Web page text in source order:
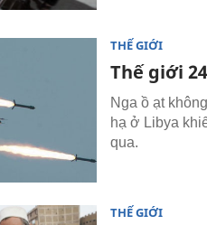
THẾ GIỚI
Thế giới
Nga ồ ạt
hạ ở Libya
qua.
THẾ GIỚI